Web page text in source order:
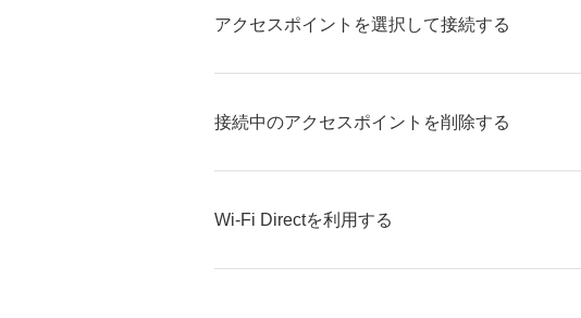
アクセスポイントを選択して接続する
接続中のアクセスポイントを削除する
Wi-Fi Directを利用する